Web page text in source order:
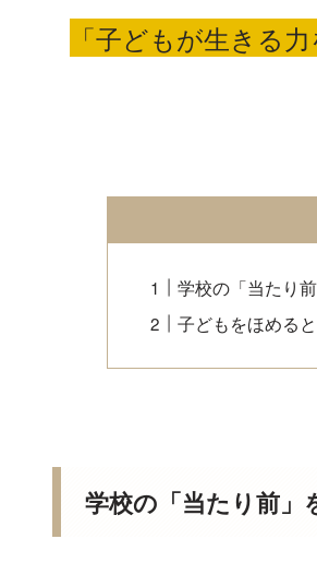
「子どもが生きる力
学校の「当たり
子どもをほめる
学校の「当たり前」